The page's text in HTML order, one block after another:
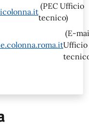
(PEC Ufficio
tecnico)
(E-
Ufficio